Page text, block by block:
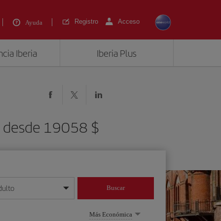
Ayuda Registro Acceso
Iberia Iberia Plus
desde 19058 $
mes/año
Buscar
Más Económica